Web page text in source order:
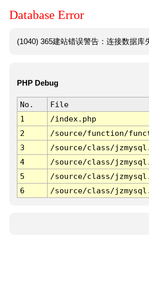
Database Error
(1040) 365建站错误警告：连接数据库
PHP Debug
No. File
1
/index.php
2
/source/function/
3
/source/class/
4
/source/class/
5
/source/class/
6
/source/class/